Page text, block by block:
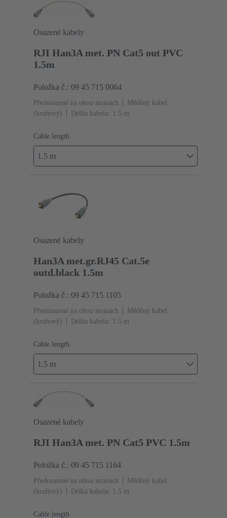
Osazené kabely
RJI Han3A met. PN Cat5 out PVC
1.5m
Položka č.: 09 45 715 0064
Předosazené na obou stranách
Měděný kabel
(kruhový)
Délka kabelu: 1.5 m
Cable length
1.5 m
Osazené kabely
Han3A met.gr.RJ45 Cat.5e
outd.black 1.5m
Položka č.: 09 45 715 1105
Předosazené na obou stranách
Měděný kabel
(kruhový)
Délka kabelu: 1.5 m
Cable length
1.5 m
Osazené kabely
RJI Han3A met. PN Cat5 PVC 1.5m
Položka č.: 09 45 715 1164
Předosazené na obou stranách
Měděný kabel
(kruhový)
Délka kabelu: 1.5 m
Cable length